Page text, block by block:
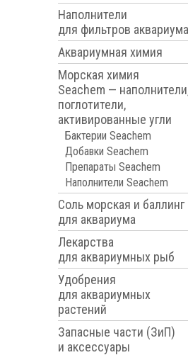
Наполнители
для фильтров аквариума
Аквариумная химия
Морская химия
Seachem —
поглотители,
активированные угли
Бактерии Seachem
Добавки Seachem
Препараты Seachem
Наполнители Seachem
Соль морская и баллинг
для аквариума
Лекарства
для аквариумных рыб
Удобрения
для аквариумных
растений
Запасные части (ЗиП)
и аксессуары